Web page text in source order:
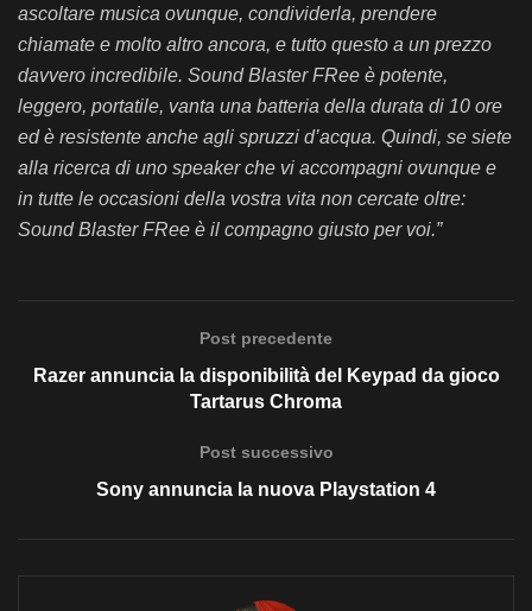
ascoltare musica ovunque, condividerla, prendere
chiamate e molto altro ancora, e tutto questo a un prezzo
davvero incredibile. Sound Blaster FRee è potente,
leggero, portatile, vanta una batteria della durata di 10 ore
ed è resistente anche agli spruzzi d’acqua. Quindi, se siete
alla ricerca di uno speaker che vi accompagni ovunque e
in tutte le occasioni della vostra vita non cercate oltre:
Sound Blaster FRee è il compagno giusto per voi.”
Post precedente
Razer annuncia la disponibilità del Keypad da gioco
Tartarus Chroma
Post successivo
Sony annuncia la nuova Playstation 4